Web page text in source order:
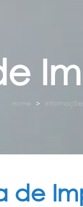
Home Informações
de